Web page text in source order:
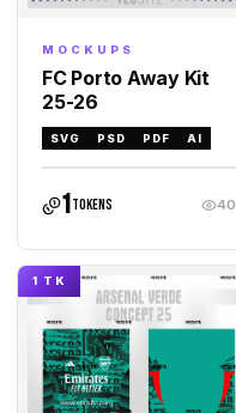
MOCKUPS
FC Porto Away Kit
25-26
SVG PSD PDF AI
1tokens 40
1 TK